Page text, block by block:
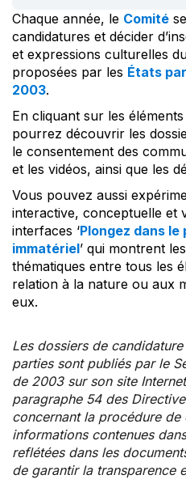
Chaque année, le Comité
candidatures et décider
et expressions culturelles
proposées par les États
2003.
En cliquant sur les
pourrez découvrir les
le consentement des
et les vidéos, ainsi que les
Vous pouvez aussi
interactive, conceptuelle et
interfaces ‘Plongez dans
immatériel’ qui montrent
thématiques entre tous les
relation à la nature ou aux
eux.
Les dossiers de
parties sont publiés par le
de 2003 sur son site
paragraphe 54 des
concernant la procédure
informations contenues
reflétées dans les
de garantir la transparence